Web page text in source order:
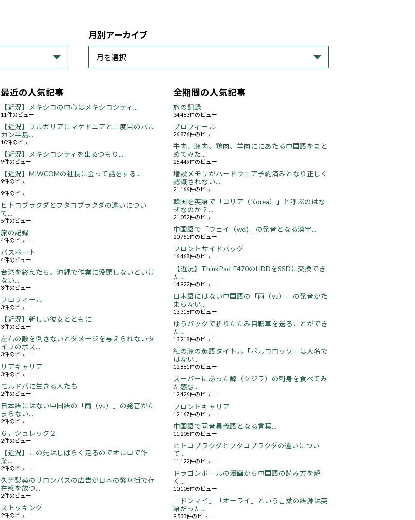
月別アーカイブ
最近の人気記事
【近況】メキシコの中心はメキシコシティ...
11件のビュー
【近況】ブルガリアにマケドニアと二度目のバル
カン半島...
10件のビュー
【近況】メキシコシティを出るつもり...
9件のビュー
【近況】MIWCOMの社長に会って話をする...
9件のビュー
9件のビュー
ヒトコブラクダとフタコブラクダの違いについ
て...
5件のビュー
旅の記録
4件のビュー
パスポート
4件のビュー
台湾を終えたら、沖縄で作業に没頭しないといけ
ない...
3件のビュー
プロフィール
3件のビュー
【近況】新しい彼女とともに
3件のビュー
左右の敵を倒さないとダメージを与えられないタ
イプのボス...
3件のビュー
リアキャリア
3件のビュー
モルドバに生きる人たち
2件のビュー
日本語にはない中国語の「雨（yu）」の発音がた
まらない...
2件のビュー
６，シュレック２
2件のビュー
【近況】この先はしばらく走るのでオルロで作
業...
2件のビュー
久光製薬のサロンパスの広告が日本の繁華街で存
在感を放つ...
2件のビュー
ストッキング
2件のビュー
全期間の人気記事
旅の記録
34,463件のビュー
プロフィール
26,876件のビュー
牛肉、豚肉、鶏肉、羊肉ににあたる中国語をまと
めてみた...
25,449件のビュー
増設メモリがハードウェア予約済みとなり正しく
認識されない...
21,166件のビュー
韓国を英語で「コリア（Korea）」と呼ぶのはな
ぜなのか？...
21,052件のビュー
中国語で「ウェイ（wei)」の発音となる漢字...
20,751件のビュー
フロントサイドバッグ
16,468件のビュー
【近況】ThinkPad-E470のHDDをSSDに交換でき
た...
14,922件のビュー
日本語にはない中国語の「雨（yu）」の発音がた
まらない...
13,318件のビュー
ゆうパックで折りたたみ自転車を送ることができ
た...
13,218件のビュー
紅の豚の英語タイトル「ポルコロッソ」は人名で
はない...
12,861件のビュー
スーパーにあった鯨（クジラ）の刺身を食べてみ
た感想...
12,426件のビュー
フロントキャリア
12,167件のビュー
中国語で同音異義語となる言葉...
11,205件のビュー
ヒトコブラクダとフタコブラクダの違いについ
て...
11,122件のビュー
ドラゴンボールの漫画から中国語の読み方を解
く...
10,106件のビュー
「ドンマイ」「オーライ」という言葉の語源は英
語だった...
9,533件のビュー